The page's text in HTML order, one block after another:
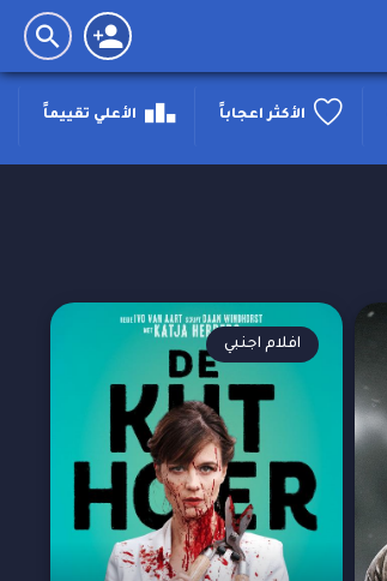
الأكثر اعجاباََ الأعلي تقييماََ
افلام اجنبي